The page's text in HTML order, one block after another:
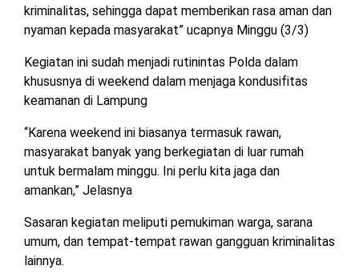
WAYKANAN
PESISIR
DPRD
TULANG
BAWANG
DPRD
TULANG
BAWANG
DPRD
WAYKANAN
kriminalitas, sehingga dapat memberikan rasa aman dan
nyaman kepada masyarakat” ucapnya Minggu (3/3)
Kegiatan ini sudah menjadi rutinintas Polda dalam
khususnya di weekend dalam menjaga kondusifitas
keamanan di Lampung
“Karena weekend ini biasanya termasuk rawan,
masyarakat banyak yang berkegiatan di luar rumah
untuk bermalam minggu. Ini perlu kita jaga dan
amankan,” Jelasnya
Sasaran kegiatan meliputi pemukiman warga, sarana
umum, dan tempat-tempat rawan gangguan kriminalitas
lainnya.